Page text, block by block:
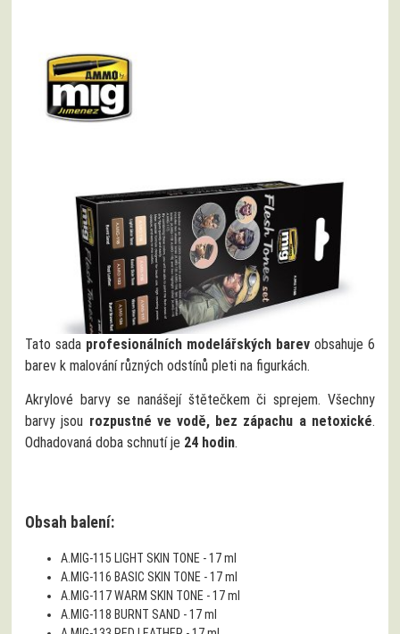
Tato sada profesionálních modelářských barevobsahuje 6
barev k malování různých odstínů pleti na figurkách.
Akrylové barvy se nanášejí štětečkem či sprejem. Všechny
barvy jsou rozpustné ve vodě, bez zápachu a netoxické.
Odhadovaná doba schnutí je 24 hodin.
Obsah balení:
A.MIG-115 LIGHT SKIN TONE - 17 ml
A.MIG-116 BASIC SKIN TONE - 17 ml
A.MIG-117 WARM SKIN TONE - 17 ml
A.MIG-118 BURNT SAND - 17 ml